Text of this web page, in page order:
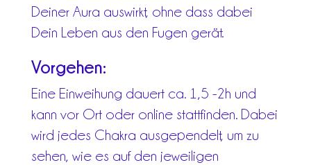
Deiner Aura auswirkt, ohne dass dabei
Dein Leben aus den Fugen gerät.
Vorgehen:
Eine Einweihung dauert ca. 1,5 -2h und
kann vor Ort oder online stattfinden. Dabei
wird jedes Chakra ausgependelt, um zu
sehen, wie es auf den jeweiligen